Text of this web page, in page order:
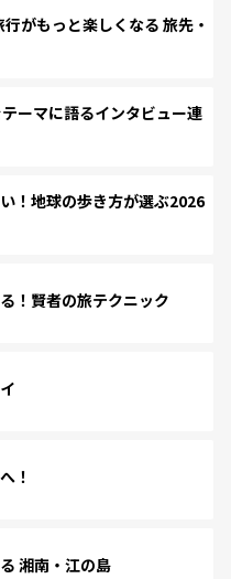
がもっと楽しくなる 旅先・
ーマに語るインタビュー連
！地球の歩き方が選ぶ2026
！賢者の旅テクニック
！
湘南・江の島